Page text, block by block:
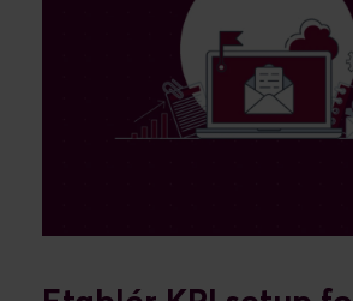
De to er meget overordnede, og
en række mindre målepunkter, som
tal. Såkaldte PI’er (performance
Når man fx vil konkurrere på hurtig
relevant at måle påtime to serve,
overordnet
kundetilfredshed
.